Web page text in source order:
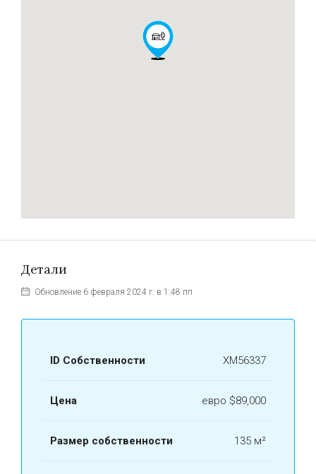
Детали
Обновление 6 февраля 2024 г. в 1:48 пп
ID Собственности ХМ56337
Цена евро $89,000
Размер собственности 135 м²